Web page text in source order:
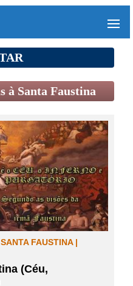
à Santa Faustina
FAUSTINA |
(Céu,